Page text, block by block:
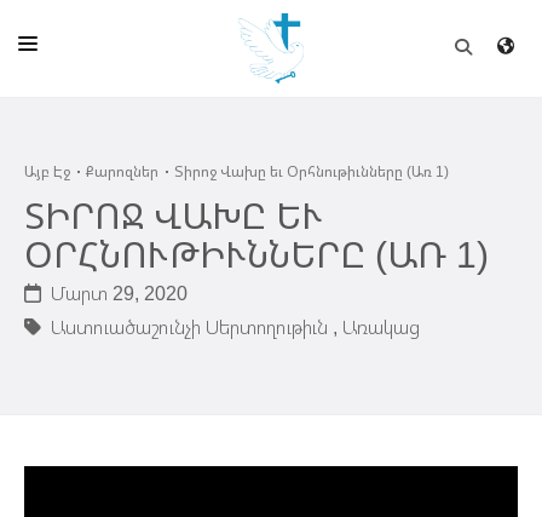
ԵԿԵՂԵՑԻ
ՈՒՂԻՂ
ԴՊՐՈՑ
ՀՐԱՊԱՐԱԿՈՒՄՆԵՐ
Այբ Էջ Քարոզներ Տիրոջ Վախը եւ Օրհնութիւնները (Առ 1)
ՏԻՐՈՋ ՎԱԽԸ ԵՒ
ՕՐՀՆՈՒԹԻՒՆՆԵՐԸ (ԱՌ 1)
Մարտ 29, 2020
Աստուածաշունչի Սերտողութիւն , Առակաց